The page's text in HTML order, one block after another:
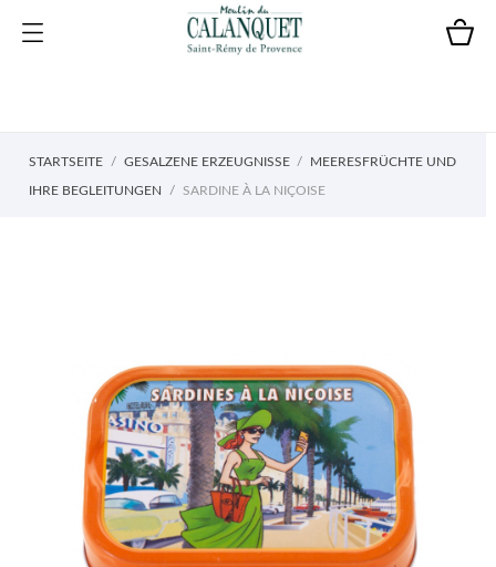
STARTSEITE GESALZENE ERZEUGNISSE MEERESFRÜCHTE UND
IHRE BEGLEITUNGEN SARDINE À LA NIÇOISE